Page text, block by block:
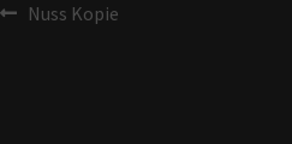
Nuss Kopie